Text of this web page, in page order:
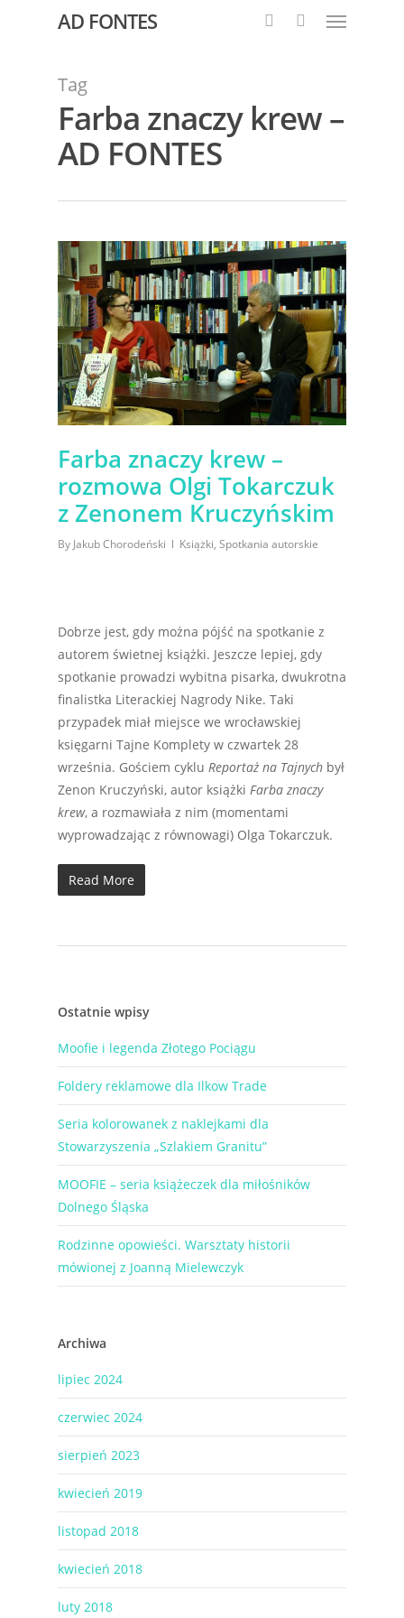
AD FONTES
Tag
Farba znaczy krew –
AD FONTES
Farba znaczy krew –
rozmowa Olgi Tokarczuk
z Zenonem Kruczyńskim
By Jakub Chorodeński Książki, Spotkania autorskie
Dobrze jest, gdy można pójść na spotkanie z
autorem świetnej książki. Jeszcze lepiej, gdy
spotkanie prowadzi wybitna pisarka, dwukrotna
finalistka Literackiej Nagrody Nike. Taki
przypadek miał miejsce we wrocławskiej
księgarni Tajne Komplety w czwartek 28
września. Gościem cyklu Reportaż na Tajnych był
Zenon Kruczyński, autor książki Farba znaczy
krew, a rozmawiała z nim (momentami
wyprowadzając z równowagi) Olga Tokarczuk.
Read More
Ostatnie wpisy
Moofie i legenda Złotego Pociągu
Foldery reklamowe dla Ilkow Trade
Seria kolorowanek z naklejkami dla
Stowarzyszenia „Szlakiem Granitu”
MOOFIE – seria książeczek dla miłośników
Dolnego Śląska
Rodzinne opowieści. Warsztaty historii
mówionej z Joanną Mielewczyk
Archiwa
lipiec 2024
czerwiec 2024
sierpień 2023
kwiecień 2019
listopad 2018
kwiecień 2018
luty 2018